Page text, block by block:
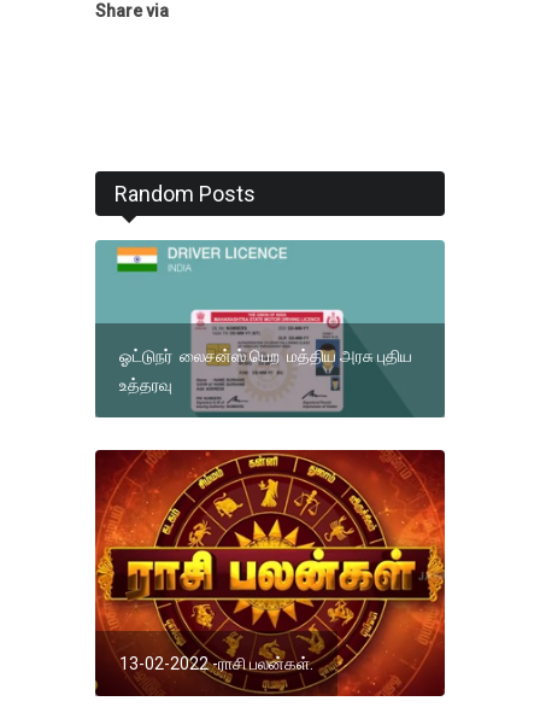
Share via
Random Posts
ஓட்டுநர் லைசன்ஸ் பெற மத்திய அரசு புதிய
உத்தரவு
13-02-2022 -ராசி பலன்கள்.